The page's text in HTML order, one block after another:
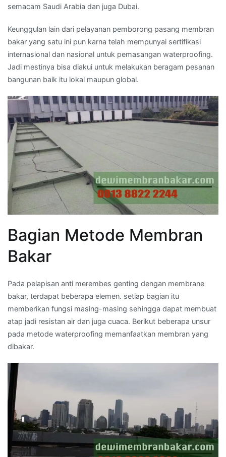
semacam Saudi Arabia dan juga Dubai.
Keunggulan lain dari pelayanan pemborong pasang membran
bakar yang satu ini pun karna telah mempunyai sertifikasi
internasional dan nasional untuk pemasangan waterproofing.
Jadi mestinya bisa diakui untuk melakukan beragam pesanan
bangunan baik itu lokal maupun global.
Bagian Metode Membran
Bakar
Pada pelapisan anti merembes genting dengan membrane
bakar, terdapat beberapa elemen. setiap bagian itu
memberikan fungsi masing-masing sehingga dapat membuat
atap jadi resistan air dan juga cuaca. Berikut beberapa unsur
pada metode waterproofing memanfaatkan membran yang
dibakar.